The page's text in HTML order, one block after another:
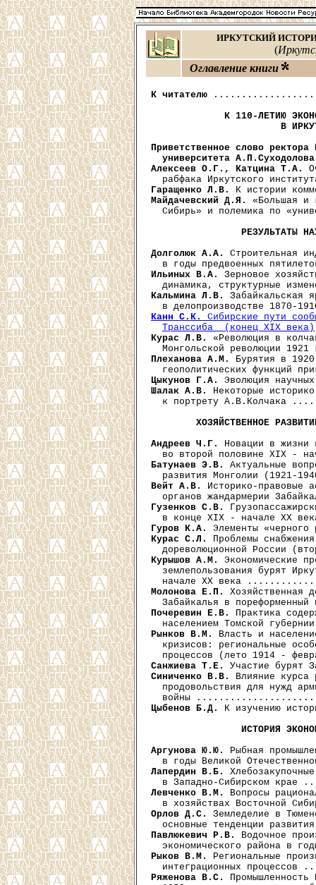
ИРКУТСКИЙ
(
Оглавление книги
К читателю
К 110-ЛЕТИЮ
В
Приветственное слово ректора
  университета А.П.Суходолова
Алексеев О.Г., Катцина Т.А.
Гаращенко Л.В.
Майдачевский Д.Я.
«Большая и
Сибирь» и полемика по
РЕЗУЛЬТАТЫ
Долголюк А.А.
Строительная
Ильиных В.А.
Зерновое
Кальмина Л.В.
Забайкальская
Канн С.К.
Сибирские пути
Транссиба  (конец XIX века)
Курас Л.В.
«Революция в
Плеханова А.М.
Бурятия в
Цыкунов Г.А.
Шалак А.В.
Некоторые
к портрету А.В.Колчака
ХОЗЯЙСТВЕННОЕ
Андреев Ч.Г.
Новации в жизни
Батунаев Э.В.
Актуальные
Вейт А.В.
Историко-правовые
Гузенков С.В.
Гуров К.А.
Курас С.Л.
Проблемы
Курышов А.М.
Экономические
землепользования бурят
Молонова Е.П.
Хозяйственная
Почеревин Е.В.
Практика
Рынков В.М.
Власть и
кризисов: региональные
Санжиева Т.Е.
Синиченко В.В.
Влияние курса
продовольствия для нужд
Цыбенов Б.Д.
К изучению
ИСТОРИЯ
Аргунова Ю.Ю.
Рыбная
Лапердин В.Б.
Левченко В.М.
Вопросы
Орлов Д.С.
Земледелие в
Павлюкевич Р.В.
Водочное
Рыков В.М.
Региональные
Ряженова В.С.